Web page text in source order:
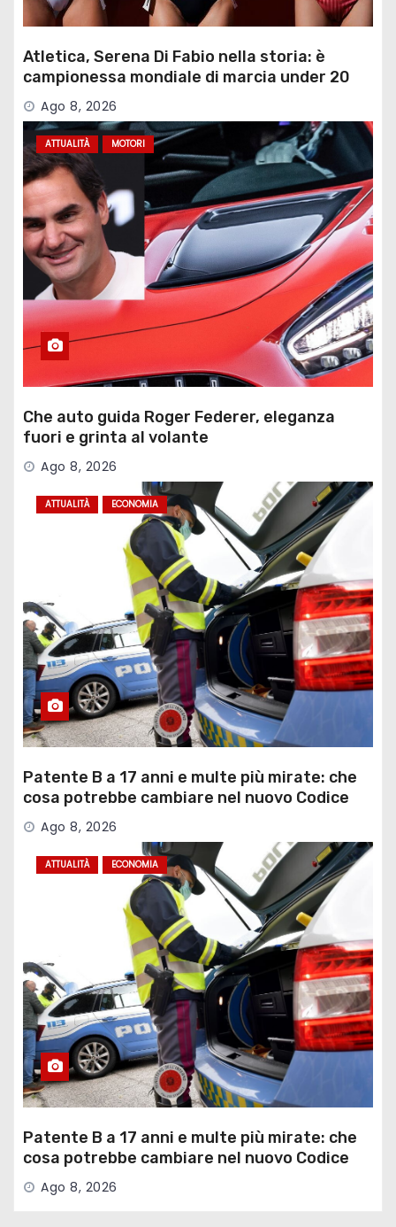
Atletica, Serena Di Fabio nella storia: è
campionessa mondiale di marcia under 20
Ago 8, 2026
ATTUALITÀ MOTORI
Che auto guida Roger Federer, eleganza
fuori e grinta al volante
Ago 8, 2026
ATTUALITÀ ECONOMIA
Patente B a 17 anni e multe più mirate: che
cosa potrebbe cambiare nel nuovo Codice
della Strada
Ago 8, 2026
ATTUALITÀ ECONOMIA
Patente B a 17 anni e multe più mirate: che
cosa potrebbe cambiare nel nuovo Codice
della Strada
Ago 8, 2026